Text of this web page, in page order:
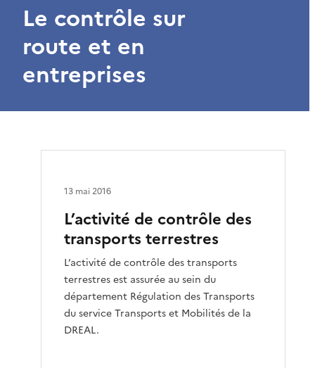
Le contrôle sur
route et en
entreprises
L’activité de contrôle des
transports terrestres
L’activité de contrôle des transports
terrestres est assurée au sein du
département Régulation des Transports
du service Transports et Mobilités de la
DREAL.
13 mai 2016